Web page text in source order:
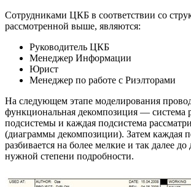
Сотрудниками ЦКБ в соответствии со
рассмотренной выше, являются:
Руководитель ЦКБ
Менеджер Информации
Юрист
Менеджер по работе с Риэлторами
На следующем этапе моделирования
функциональная декомпозиция — система
подсистемы и каждая подсистема
(диаграммы декомпозиции). Затем каждая
разбивается на более мелкие и так далее
нужной степени подробности.